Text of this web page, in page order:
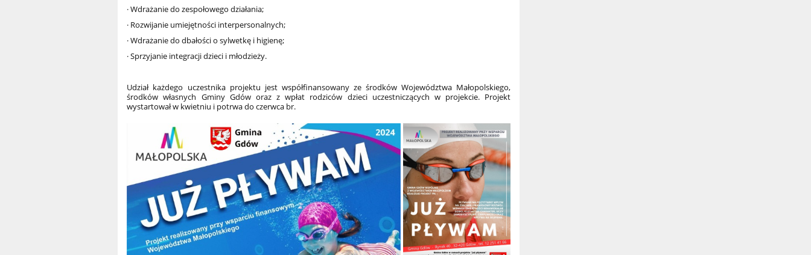
· Wdrażanie do zespołowego działania;
· Rozwijanie umiejętności interpersonalnych;
· Wdrażanie do dbałości o sylwetkę i higienę;
· Sprzyjanie integracji dzieci i młodzieży.
Udział każdego uczestnika projektu jest współfinansowany ze środków Województwa Małopolskiego,
środków własnych Gminy Gdów oraz z wpłat rodziców dzieci uczestniczących w projekcie. Projekt
wystartował w kwietniu i potrwa do czerwca br.